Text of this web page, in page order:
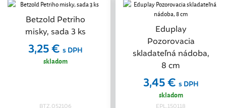
Betzold Petriho
misky, sada 3 ks
3,25 € s DPH
skladom
BTZ.052106
Eduplay
Pozorovacia
skladateľná nádoba,
8 cm
3,45 € s DPH
skladom
EPL.150118